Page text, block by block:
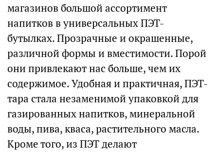
магазинов большой ассортимент
напитков в универсальных ПЭТ-
бутылках. Прозрачные и окрашенные,
различной формы и вместимости. Порой
они привлекают нас больше, чем их
содержимое. Удобная и практичная, ПЭТ-
тара стала незаменимой упаковкой для
газированных напитков, минеральной
воды, пива, кваса, растительного масла.
Кроме того, из ПЭТ делают